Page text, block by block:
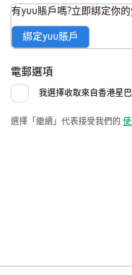
有yuu賬戶嗎?立即綁定你
綁定yuu賬戶
電郵選項
我選擇收取來自香港星
選擇「繼續」代表接受我們的